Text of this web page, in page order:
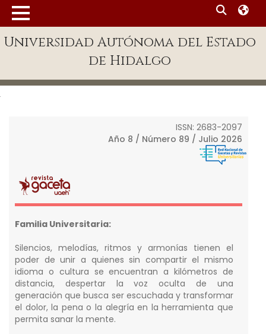
Enlaces
Publicaciones en línea
Acreditación
Internacional
Alumnado
Aspirantes
Personal
Alumni
Universidad Autónoma del Estado
de Hidalgo
ISSN: 2683-2097
Año 8 / Número 89 / Julio 2026
Familia Universitaria:
Silencios, melodías, ritmos y armonías tienen el
poder de unir a quienes sin compartir el mismo
idioma o cultura se encuentran a kilómetros de
distancia, despertar la voz oculta de una
generación que busca ser escuchada y transformar
el dolor, la pena o la alegría en la herramienta que
permita sanar la mente.